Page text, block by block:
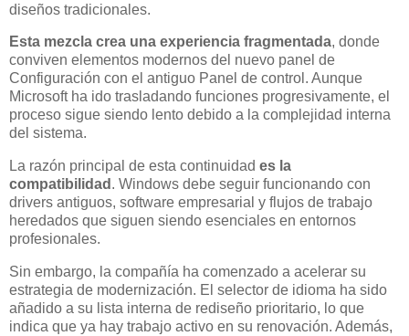
diseños tradicionales.
Esta mezcla crea una experiencia fragmentada, donde
conviven elementos modernos del nuevo panel de
Configuración con el antiguo Panel de control. Aunque
Microsoft ha ido trasladando funciones progresivamente, el
proceso sigue siendo lento debido a la complejidad interna
del sistema.
La razón principal de esta continuidad es la
compatibilidad . Windows debe seguir funcionando con
drivers antiguos, software empresarial y flujos de trabajo
heredados que siguen siendo esenciales en entornos
profesionales.
Sin embargo, la compañía ha comenzado a acelerar su
estrategia de modernización. El selector de idioma ha sido
añadido a su lista interna de rediseño prioritario, lo que
indica que ya hay trabajo activo en su renovación. Además,